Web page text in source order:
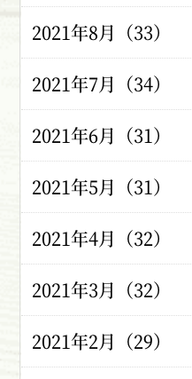
2021年8月（33）
2021年7月（34）
2021年6月（31）
2021年5月（31）
2021年4月（32）
2021年3月（32）
2021年2月（29）